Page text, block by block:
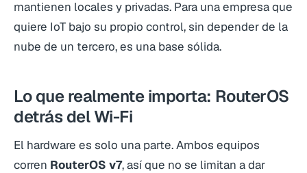
mantienen locales y privadas. Para una empresa que
quiere IoT bajo su propio control, sin depender de la
nube de un tercero, es una base sólida.
Lo que realmente importa: RouterOS
detrás del Wi-Fi
El hardware es solo una parte. Ambos equipos
corren RouterOS v7, así que no se limitan a dar